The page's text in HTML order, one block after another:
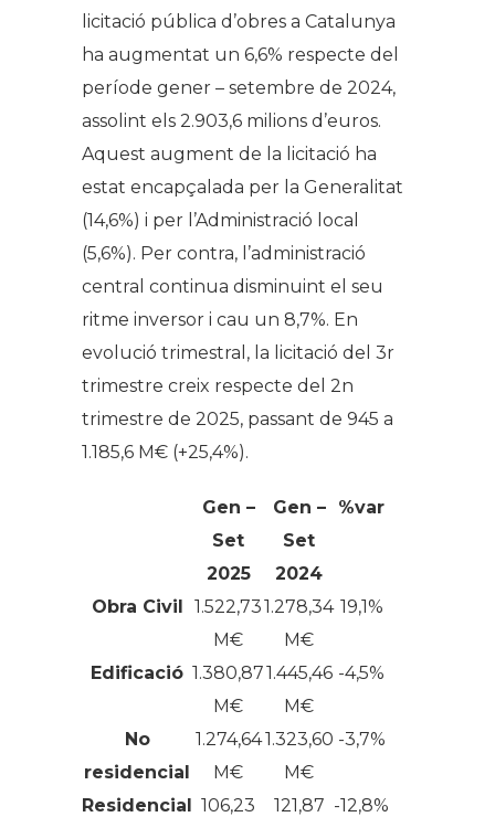
licitació pública d’obres a Catalunya
ha augmentat un 6,6% respecte del
període gener – setembre de 2024,
assolint els 2.903,6 milions d’euros.
Aquest augment de la licitació ha
estat encapçalada per la Generalitat
(14,6%) i per l’Administració local
(5,6%). Per contra, l’administració
central continua disminuint el seu
ritme inversor i cau un 8,7%. En
evolució trimestral, la licitació del 3r
trimestre creix respecte del 2n
trimestre de 2025, passant de 945 a
1.185,6 M€ (+25,4%).
Gen –
Set
2025
Gen –
Set
2024
%var
Obra Civil 1.522,73
M€
1.278,34
M€
19,1%
Edificació 1.380,87
M€
1.445,46
M€
-4,5%
No
residencial
1.274,64
M€
1.323,60
M€
-3,7%
Residencial 106,23
121,87 -12,8%